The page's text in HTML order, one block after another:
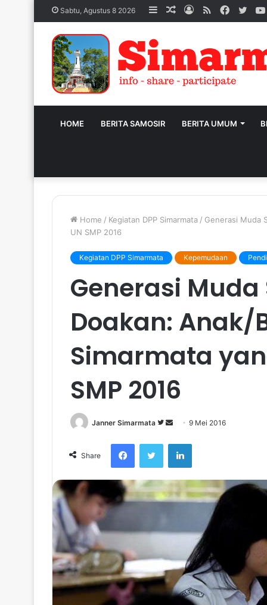
Sabtu, Agustus 8 2026 Sidebar
Acak LogRSS
HOME BERITA SAMOSIR BERITA UMUM
Home / Kegiatan DPP Simarmata / Generasi Muda
UN SMP 2016
Kegiatan DPP Simarmata Kepemudaan
Generasi
Doakan: Anak/
Simarmata
SMP 2016
Janner Simarmata
F
o
w
T
t
t
n
d
a
n
a
l
9 Mei 2016
Share